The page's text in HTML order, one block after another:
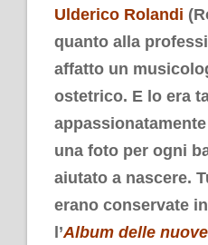
Ulderico Rolandi
quanto alla
affatto un
ostetrico. E lo era
una foto per ogni
aiutato a nascere.
erano conservate
l’Album delle